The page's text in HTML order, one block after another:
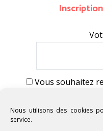
Nous utilisons des cookies
service.
Vous souhaitez
marchés,
pourrez vous